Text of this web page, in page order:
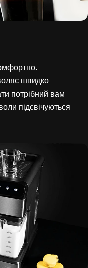
швидко
потрібний вам
підсвічуються